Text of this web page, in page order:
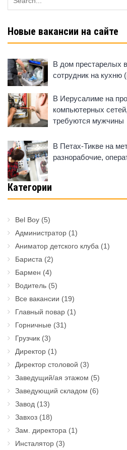
for:
Новые вакансии на сайте
В дом престарелых
сотрудник на кухню
В Иерусалиме на
компьютерных
требуются мужчины
В Петах-Тикве на
разнорабочие,
Категории
Bel Boy (5)
Администратор (1)
Аниматор детского клуба (1)
Бариста (2)
Бармен (4)
Водитель (5)
Все вакансии (19)
Главный повар (1)
Горничные (31)
Грузчик (3)
Директор (1)
Директор столовой (3)
Заведущий/ая этажом (5)
Заведующий складом (6)
Завод (13)
Завхоз (18)
Зам. директора (1)
Инсталятор (3)